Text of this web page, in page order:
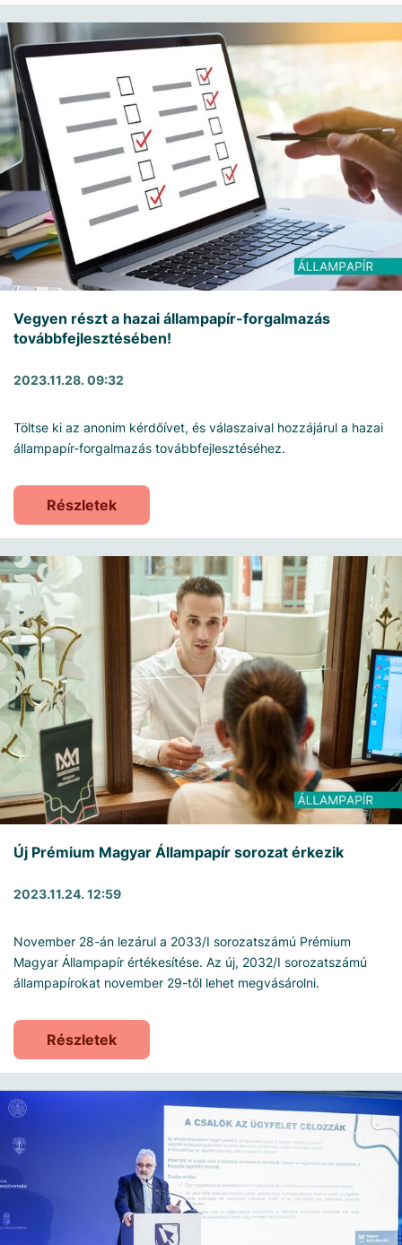
Vegyen részt a hazai állampapír-forgalmazás
továbbfejlesztésében!
2023.11.28. 09:32
Töltse ki az anonim kérdőívet, és válaszaival hozzájárul a hazai
állampapír-forgalmazás továbbfejlesztéséhez.
Részletek
Új Prémium Magyar Állampapír sorozat érkezik
2023.11.24. 12:59
November 28-án lezárul a 2033/I sorozatszámú Prémium
Magyar Állampapír értékesítése. Az új, 2032/I sorozatszámú
állampapírokat november 29-től lehet megvásárolni.
Részletek